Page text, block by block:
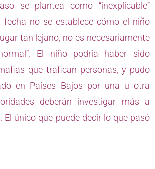
se plantea como “inexplicable”
fecha no se establece cómo el niño
tan lejano, no es necesariamente
El niño podría haber sido
que trafican personas, y pudo
en Países Bajos por una u otra
deberán investigar más a
El único que puede decir lo que pasó